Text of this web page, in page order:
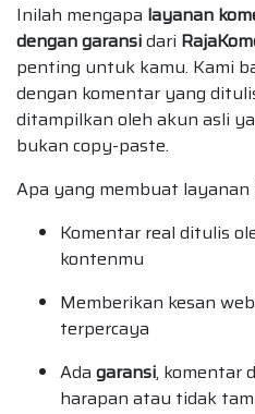
Inilah mengapa layanan
dengan garansidari
penting untuk kamu. Kami
dengan komentar yang
ditampilkan oleh akun asli
bukan copy-paste.
Apa yang membuat layanan
Komentar real ditulis
kontenmu
Memberikan kesan
terpercaya
Ada garansi, komentar
harapan atau tidak